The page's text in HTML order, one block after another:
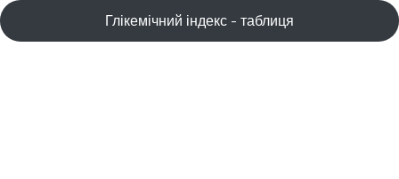
Глікемічний індекс - таблиця